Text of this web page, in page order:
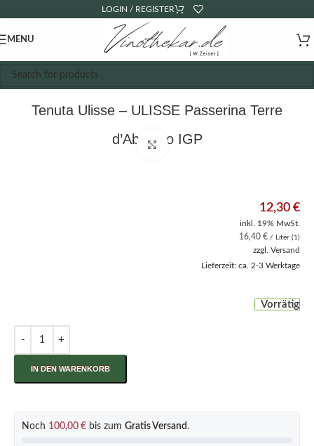
LOGIN / REGISTER
MENU
Tenuta Ulisse – ULISSE Passerina Terre
d’Abruzzo IGP
Click to enlarge
12,30 €
inkl. 19% MwSt.
16,40 € / Liter (1)
zzgl. Versand
Lieferzeit: ca. 2-3 Werktage
Vorrätig
IN DEN WARENKORB
Noch 100,00 € bis zum Gratis Versand .